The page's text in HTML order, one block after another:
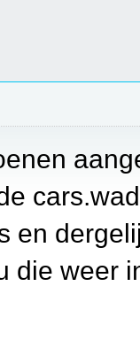
en
die weer